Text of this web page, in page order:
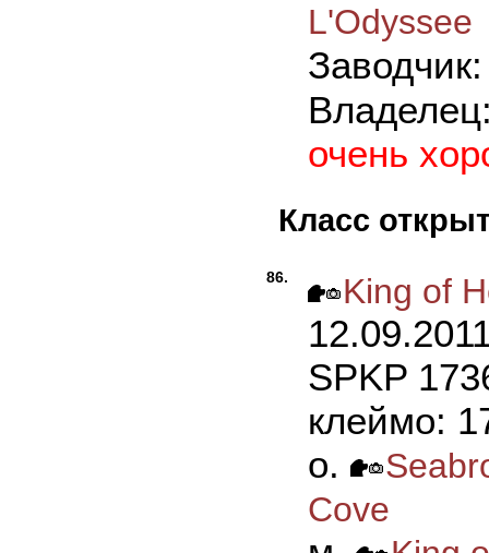
L'Odyssee
очень
Класс
86. King of
SPKP
клеймо:
о.
Cove